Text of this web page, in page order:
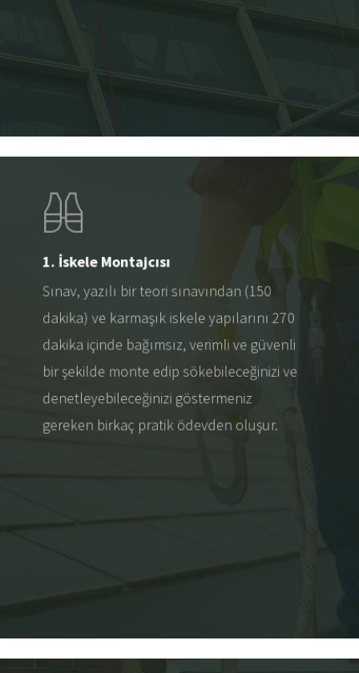
1. İskele Montajcısı
Sınav, yazılı bir teori sınavından (150
dakika) ve karmaşık iskele yapılarını 270
dakika içinde bağımsız, verimli ve güvenli
bir şekilde monte edip sökebileceğinizi ve
denetleyebileceğinizi göstermeniz
gereken birkaç pratik ödevden oluşur.